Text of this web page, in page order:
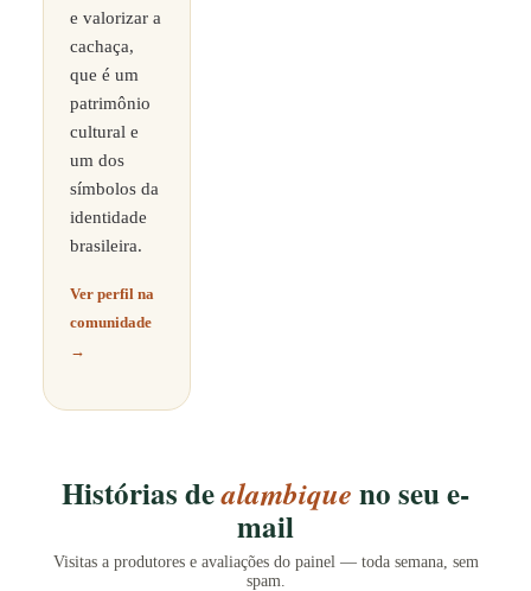
e valorizar a
cachaça,
que é um
patrimônio
cultural e
um dos
símbolos da
identidade
brasileira.
Ver perfil na
comunidade
→
Histórias dealambique no seu e-
mail
Visitas a produtores e avaliações do painel — toda semana, sem
spam.